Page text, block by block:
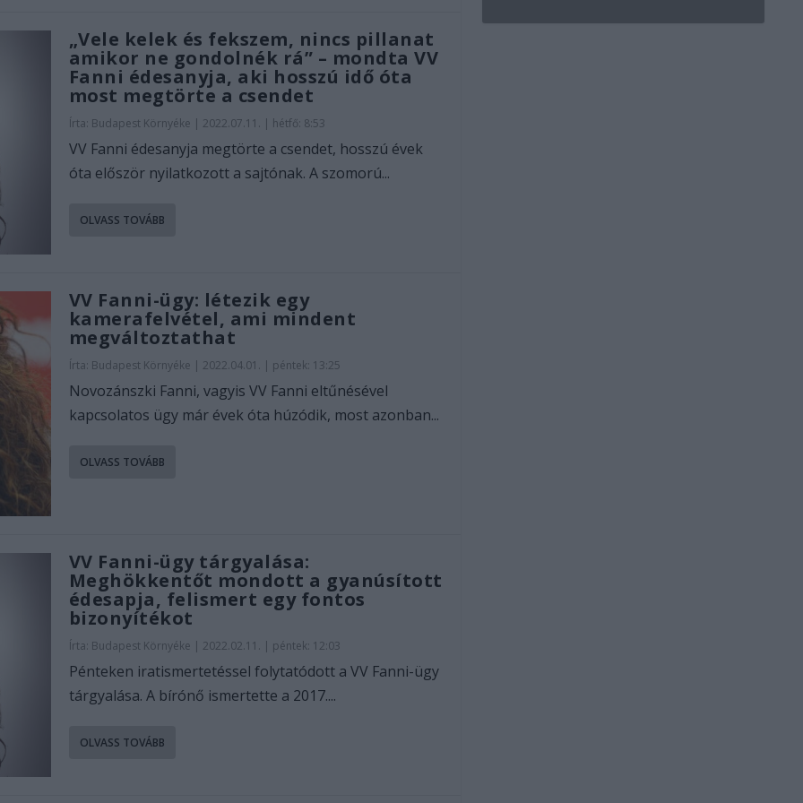
„Vele kelek és fekszem, nincs pillanat
amikor ne gondolnék rá” – mondta VV
Fanni édesanyja, aki hosszú idő óta
most megtörte a csendet
Írta: Budapest Környéke | 2022.07.11. | hétfő: 8:53
VV Fanni édesanyja megtörte a csendet, hosszú évek
óta először nyilatkozott a sajtónak. A szomorú...
OLVASS TOVÁBB
VV Fanni-ügy: létezik egy
kamerafelvétel, ami mindent
megváltoztathat
Írta: Budapest Környéke | 2022.04.01. | péntek: 13:25
Novozánszki Fanni, vagyis VV Fanni eltűnésével
kapcsolatos ügy már évek óta húzódik, most azonban...
OLVASS TOVÁBB
VV Fanni-ügy tárgyalása:
Meghökkentőt mondott a gyanúsított
édesapja, felismert egy fontos
bizonyítékot
Írta: Budapest Környéke | 2022.02.11. | péntek: 12:03
Pénteken iratismertetéssel folytatódott a VV Fanni-ügy
tárgyalása. A bírónő ismertette a 2017....
OLVASS TOVÁBB